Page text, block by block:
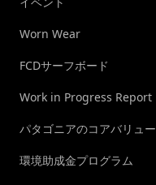
Worn Wear
FCDサーフボード
Work in Progress Report
パタゴニアのコアバリュー
環境助成金プログラム